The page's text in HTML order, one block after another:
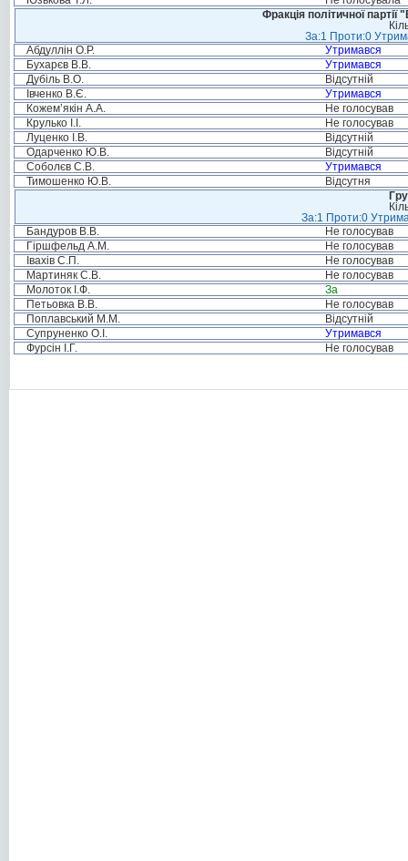
Фракція політичної
За:1 Проти:0
Абдуллін О.Р.
Утримався
Бухарєв В.В.
Утримався
Дубіль В.О.
Відсутній
Івченко В.Є.
Утримався
Кожем’якін А.А.
Не голосував
Крулько І.І.
Не голосував
Луценко І.В.
Відсутній
Одарченко Ю.В.
Відсутній
Соболєв С.В.
Утримався
Тимошенко Ю.В.
Відсутня
За:1 Проти:0
Бандуров В.В.
Не голосував
Гіршфельд А.М.
Не голосував
Івахів С.П.
Не голосував
Мартиняк С.В.
Не голосував
Молоток І.Ф.
За
Петьовка В.В.
Не голосував
Поплавський М.М.
Відсутній
Супруненко О.І.
Утримався
Фурсін І.Г.
Не голосував